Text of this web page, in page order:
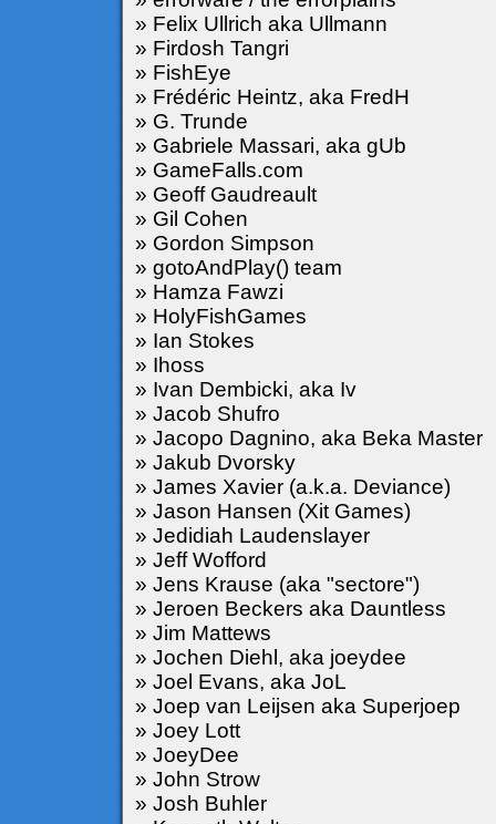
» Felix Ullrich aka Ullmann
» Firdosh Tangri
» FishEye
» Frédéric Heintz, aka FredH
» G. Trunde
» Gabriele Massari, aka gUb
» GameFalls.com
» Geoff Gaudreault
» Gil Cohen
» Gordon Simpson
» gotoAndPlay() team
» Hamza Fawzi
» HolyFishGames
» Ian Stokes
» Ihoss
» Ivan Dembicki, aka Iv
» Jacob Shufro
» Jacopo Dagnino, aka Beka Master
» Jakub Dvorsky
» James Xavier (a.k.a. Deviance)
» Jason Hansen (Xit Games)
» Jedidiah Laudenslayer
» Jeff Wofford
» Jens Krause (aka "sectore")
» Jeroen Beckers aka Dauntless
» Jim Mattews
» Jochen Diehl, aka joeydee
» Joel Evans, aka JoL
» Joep van Leijsen aka Superjoep
» Joey Lott
» JoeyDee
» John Strow
» Josh Buhler